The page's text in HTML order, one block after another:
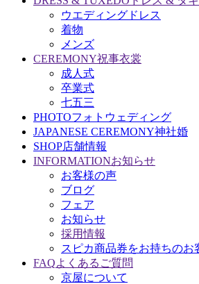
ウエディングドレス
着物
メンズ
CEREMONY祝事衣裳
成人式
卒業式
七五三
PHOTOフォトウェディング
JAPANESE CEREMONY神社婚
SHOP店舗情報
INFORMATIONお知らせ
お客様の声
ブログ
フェア
お知らせ
採用情報
スピカ商品券をお持ちのお
FAQよくあるご質問
京屋について